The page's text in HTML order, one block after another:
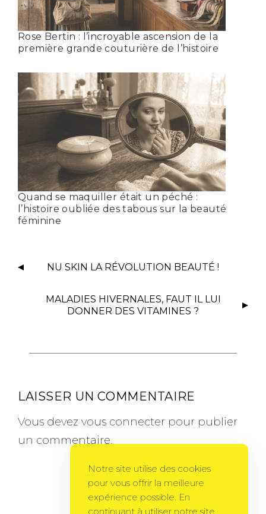
Rose Bertin : l’incroyable ascension de la
première grande couturière de l’histoire
Quand se maquiller était un péché :
l’histoire oubliée des tabous sur la beauté
féminine
NU SKIN LA RÉVOLUTION BEAUTÉ !
MALADIES HIVERNALES, FAUT IL LUI
DONNER DES VITAMINES ?
LAISSER UN COMMENTAIRE
Vous devez vous connecter pour publier
un commentaire.
Notre site utilise des cookies
pour vous offrir la meilleure
expérience possible. En
continuant à utiliser notre site,